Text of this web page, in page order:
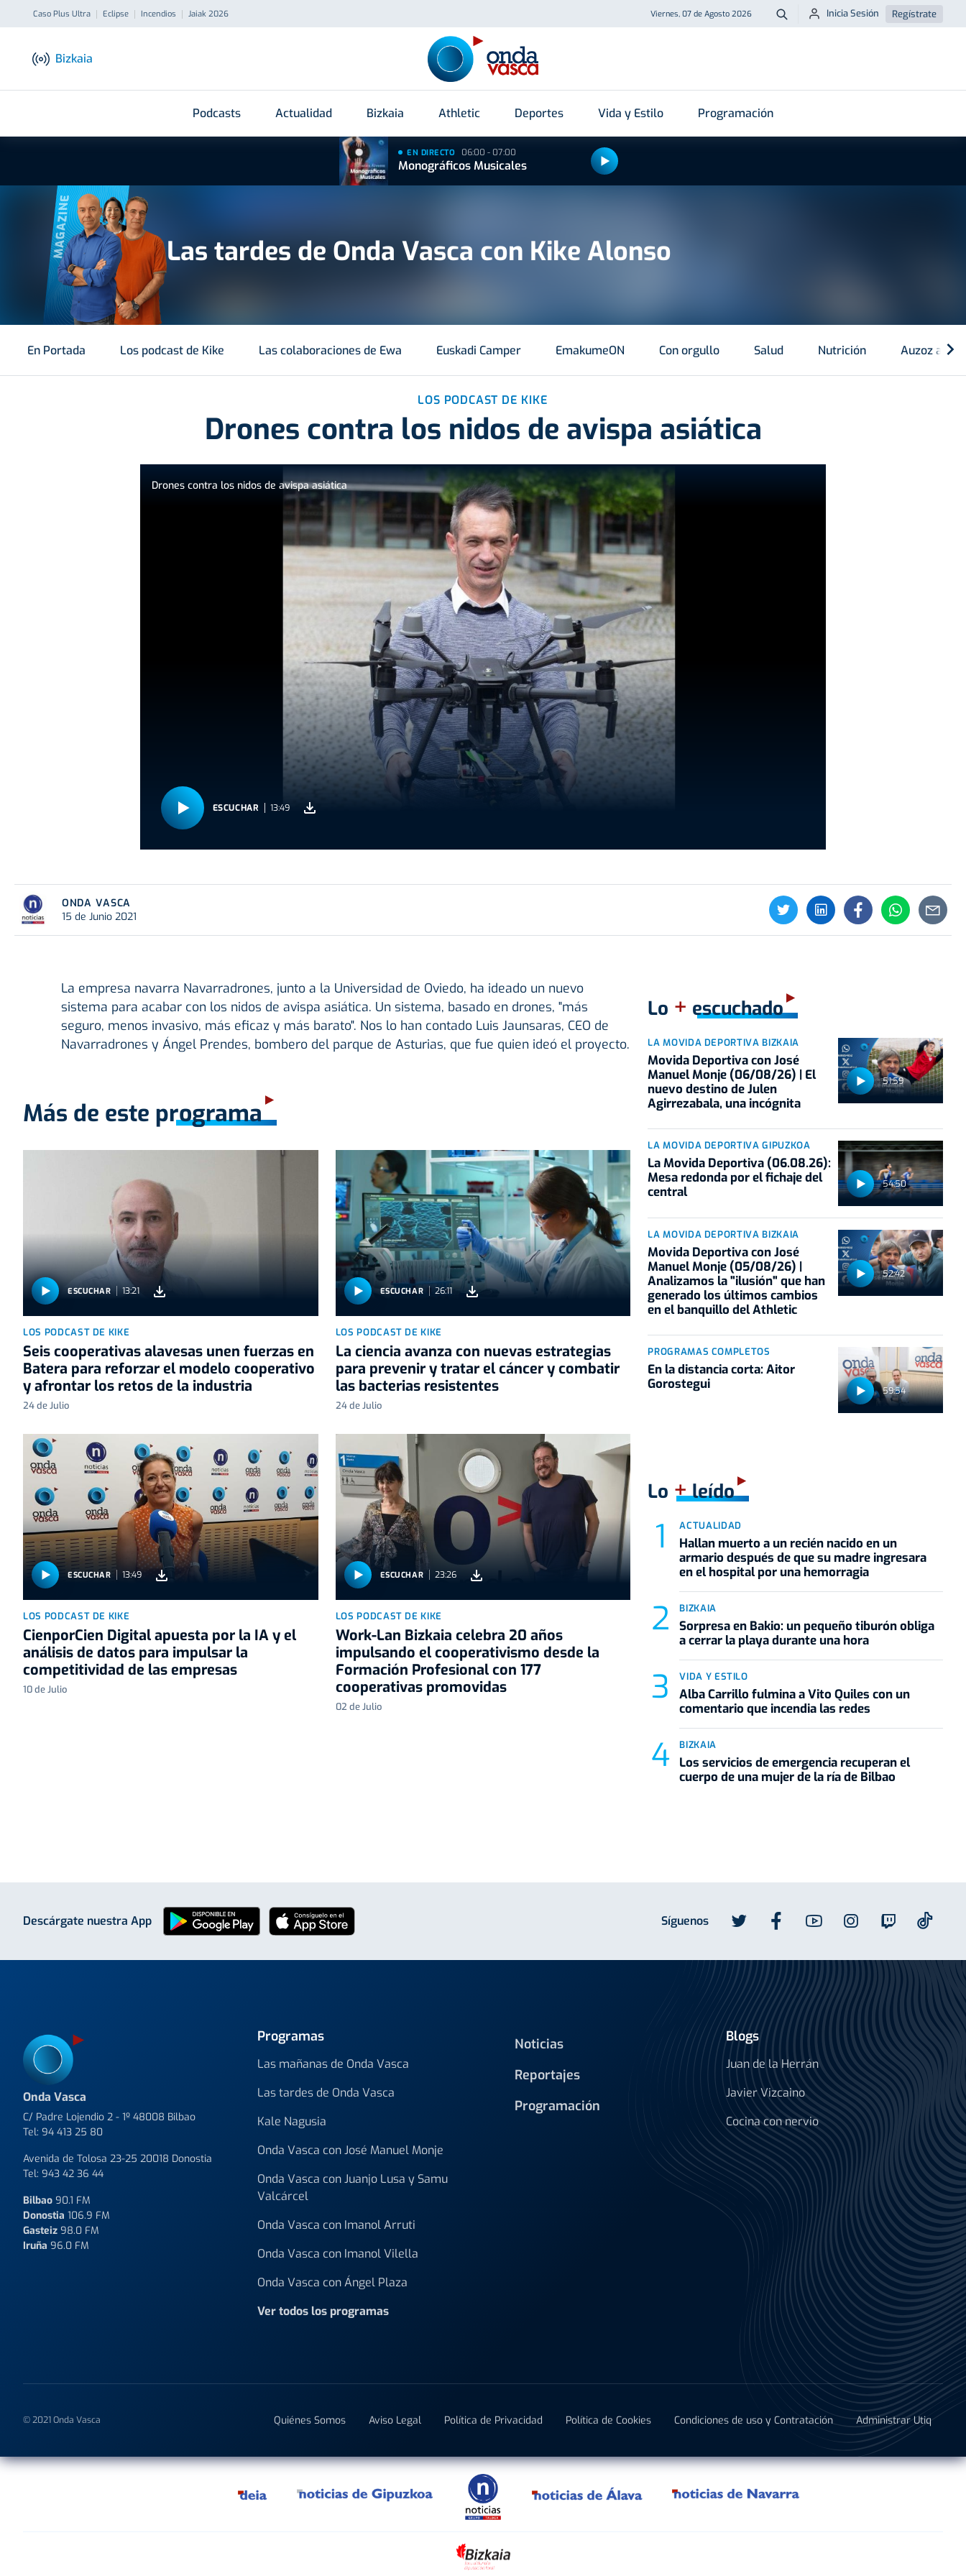
Caso Plus Ultra Eclipse Incendios Jaiak 2026 Viernes, 07 de Agosto 2026 Buscar
Inicia Sesión Regístrate
Bizkaia
Podcasts Actualidad Bizkaia Athletic Deportes Vida y Estilo Programación
EN DIRECTO 06:00 - 07:00
Monográficos Musicales
MAGAZINE Las tardes de Onda Vasca con Kike Alonso
En Portada Los podcast de Kike Las colaboraciones de Ewa Euskadi Camper EmakumeON Con orgullo Salud Nutrición Auzoz auzo
LOS PODCAST DE KIKE
Drones contra los nidos de avispa asiática
Drones contra los nidos de avispa asiática
ESCUCHAR 13:49
ONDA VASCA
15 de Junio 2021
La empresa navarra Navarradrones, junto a la Universidad de Oviedo, ha ideado un nuevo
sistema para acabar con los nidos de avispa asiática. Un sistema, basado en drones, "más
seguro, menos invasivo, más eficaz y más barato". Nos lo han contado Luis Jaunsaras, CEO de
Navarradrones y Ángel Prendes, bombero del parque de Asturias, que fue quien ideó el proyecto.
Más de este programa
ESCUCHAR 13:21
LOS PODCAST DE KIKE
Seis cooperativas alavesas unen fuerzas en
Batera para reforzar el modelo cooperativo
y afrontar los retos de la industria
24 de Julio
ESCUCHAR 26:11
LOS PODCAST DE KIKE
La ciencia avanza con nuevas estrategias
para prevenir y tratar el cáncer y combatir
las bacterias resistentes
24 de Julio
ESCUCHAR 13:49
LOS PODCAST DE KIKE
CienporCien Digital apuesta por la IA y el
análisis de datos para impulsar la
competitividad de las empresas
10 de Julio
ESCUCHAR 23:26
LOS PODCAST DE KIKE
Work-Lan Bizkaia celebra 20 años
impulsando el cooperativismo desde la
Formación Profesional con 177
cooperativas promovidas
02 de Julio
Lo + escuchado
51:59
LA MOVIDA DEPORTIVA BIZKAIA
Movida Deportiva con José
Manuel Monje (06/08/26) | El
nuevo destino de Julen
Agirrezabala, una incógnita
54:50
LA MOVIDA DEPORTIVA GIPUZKOA
La Movida Deportiva (06.08.26):
Mesa redonda por el fichaje del
central
52:42
LA MOVIDA DEPORTIVA BIZKAIA
Movida Deportiva con José
Manuel Monje (05/08/26) |
Analizamos la "ilusión" que han
generado los últimos cambios
en el banquillo del Athletic
59:54
PROGRAMAS COMPLETOS
En la distancia corta: Aitor
Gorostegui
Lo +leído
ACTUALIDAD
Hallan muerto a un recién nacido en un
armario después de que su madre ingresara
en el hospital por una hemorragia
BIZKAIA
Sorpresa en Bakio: un pequeño tiburón obliga
a cerrar la playa durante una hora
VIDA Y ESTILO
Alba Carrillo fulmina a Vito Quiles con un
comentario que incendia las redes
BIZKAIA
Los servicios de emergencia recuperan el
cuerpo de una mujer de la ría de Bilbao
Síguenos
Descárgate nuestra App
Programas
Las mañanas de Onda Vasca
Las tardes de Onda Vasca
Kale Nagusia
Onda Vasca con José Manuel Monje
Onda Vasca con Juanjo Lusa y Samu
Valcárcel
Onda Vasca con Imanol Arruti
Onda Vasca con Imanol Vilella
Onda Vasca con Ángel Plaza
Ver todos los programas
Noticias
Reportajes
Programación
Blogs
Juan de la Herrán
Javier Vizcaino
Cocina con nervio
Onda Vasca
C/ Padre Lojendio 2 - 1º 48008 Bilbao
Tel: 94 413 25 80
Avenida de Tolosa 23-25 20018 Donostia
Tel: 943 42 36 44
Bilbao 90.1 FM
Donostia 106.9 FM
Gasteiz 98.0 FM
Iruña 96.0 FM
Quiénes Somos Aviso Legal Política de Privacidad Política de Cookies Condiciones de uso y Contratación Administrar Utiq
© 2021 Onda Vasca